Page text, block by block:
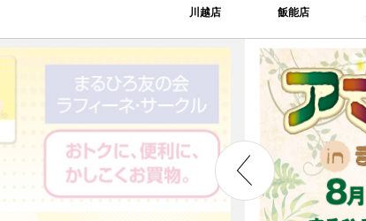
川越店 飯能店